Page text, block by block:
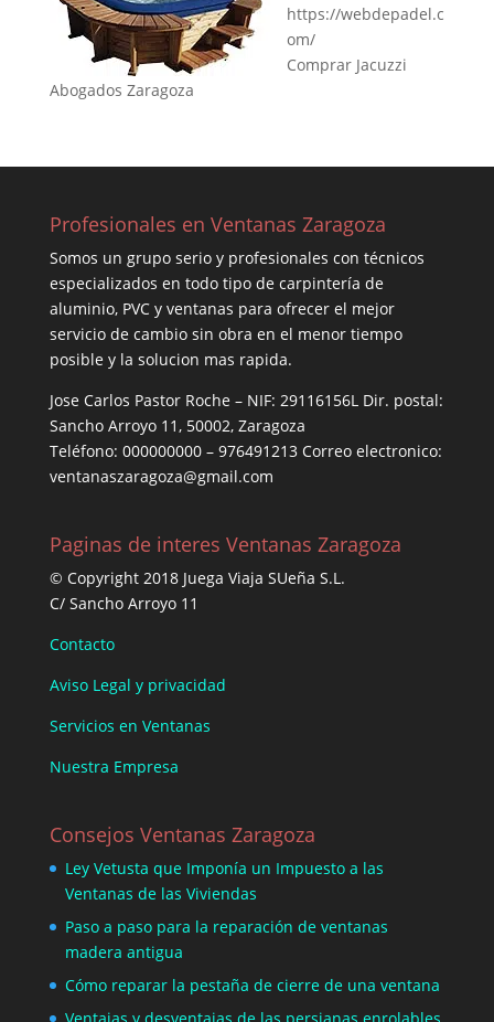
https://webdepadel.c
om/
Comprar Jacuzzi
Abogados Zaragoza
Profesionales en Ventanas Zaragoza
Somos un grupo serio y profesionales con técnicos
especializados en todo tipo de carpintería de
aluminio, PVC y ventanas para ofrecer el mejor
servicio de cambio sin obra en el menor tiempo
posible y la solucion mas rapida.
Jose Carlos Pastor Roche – NIF: 29116156L Dir. postal:
Sancho Arroyo 11, 50002, Zaragoza
Teléfono: 000000000 – 976491213 Correo electronico:
ventanaszaragoza@gmail.com
Paginas de interes Ventanas Zaragoza
© Copyright 2018 Juega Viaja SUeña S.L.
C/ Sancho Arroyo 11
Contacto
Aviso Legal y privacidad
Servicios en Ventanas
Nuestra Empresa
Consejos Ventanas Zaragoza
Ley Vetusta que Imponía un Impuesto a las
Ventanas de las Viviendas
Paso a paso para la reparación de ventanas
madera antigua
Cómo reparar la pestaña de cierre de una ventana